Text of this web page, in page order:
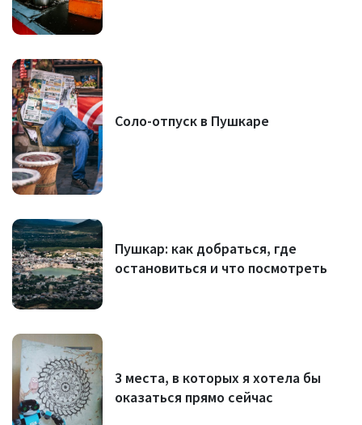
Соло-отпуск в Пушкаре
Пушкар: как добраться, где
остановиться и что посмотреть
3 места, в которых я хотела бы
оказаться прямо сейчас